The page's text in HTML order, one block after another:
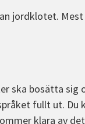
jordklotet.
ska bosätta sig
fullt ut. Du
klara av